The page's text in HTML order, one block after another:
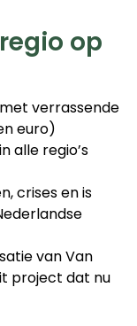
op
verrassende
euro)
alle regio’s
crises en is
van Van
project dat nu